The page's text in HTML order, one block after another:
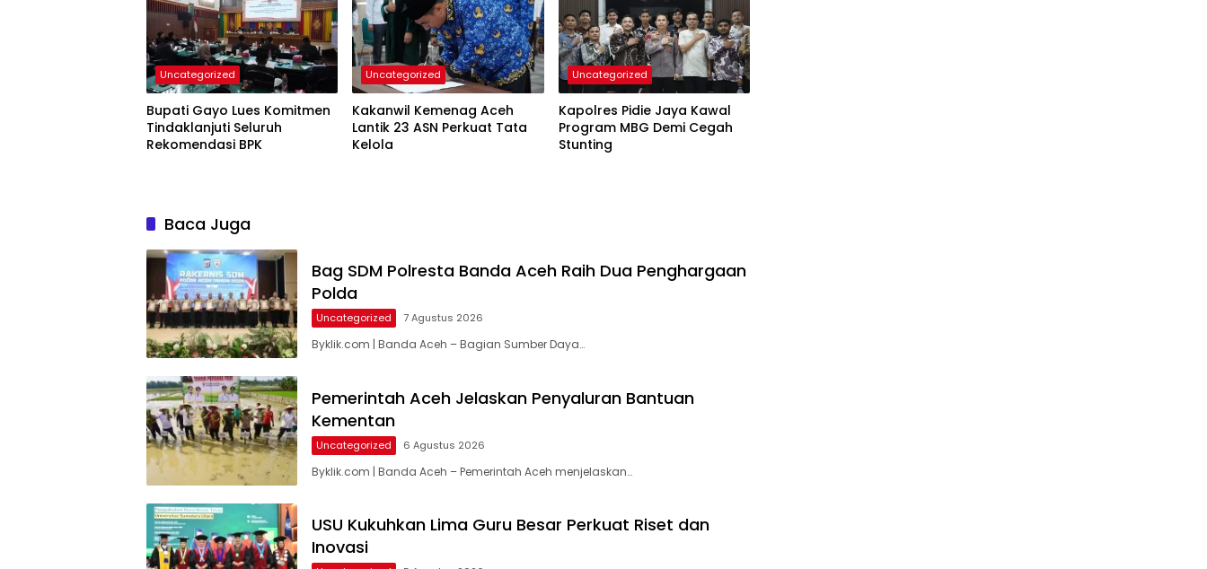
Uncategorized
Bupati Gayo Lues Komitmen
Tindaklanjuti Seluruh
Rekomendasi BPK
Uncategorized
Kakanwil Kemenag Aceh
Lantik 23 ASN Perkuat Tata
Kelola
Uncategorized
Kapolres Pidie Jaya Kawal
Program MBG Demi Cegah
Stunting
Baca Juga
Bag SDM Polresta Banda Aceh Raih Dua Penghargaan
Polda
Uncategorized 7 Agustus 2026
Byklik.com | Banda Aceh – Bagian Sumber Daya…
Pemerintah Aceh Jelaskan Penyaluran Bantuan
Kementan
Uncategorized 6 Agustus 2026
Byklik.com | Banda Aceh – Pemerintah Aceh menjelaskan…
USU Kukuhkan Lima Guru Besar Perkuat Riset dan
Inovasi